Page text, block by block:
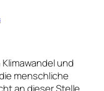
und
menschliche